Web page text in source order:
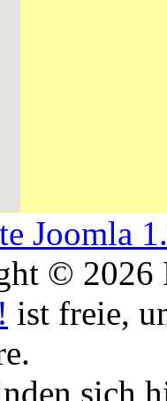
Joomla
© 2026
ist freie,
sich